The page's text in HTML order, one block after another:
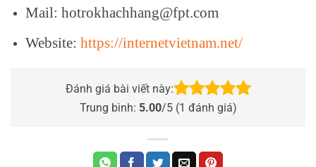
Mail: hotrokhachhang@fpt.com
Website: https://internetvietnam.net/
Đánh giá bài viết này:
Trung bình: 5.00/5 (1 đánh giá)